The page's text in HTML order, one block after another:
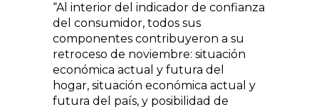
“Al interior del indicador de confianza
del consumidor, todos sus
componentes contribuyeron a su
retroceso de noviembre: situación
económica actual y futura del
hogar, situación económica actual y
futura del país, y posibilidad de